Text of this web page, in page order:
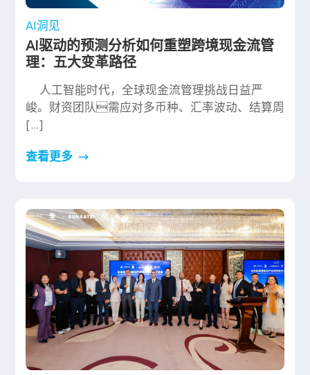
AI洞见
AI驱动的预测分析如何重塑跨境现金流管
理：五大变革路径
人工智能时代，全球现金流管理挑战日益严
峻。财资团队需应对多币种、汇率波动、结算周
[…]
查看更多